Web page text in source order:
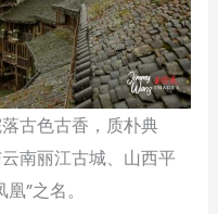
古色古香，质朴典
南丽江古城、山西平
”之名。